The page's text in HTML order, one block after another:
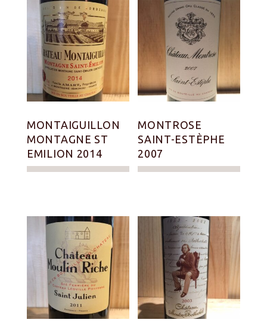
MONTAIGUILLON
MONTAGNE ST
EMILION 2014
MONTROSE
SAINT-ESTÈPHE
2007